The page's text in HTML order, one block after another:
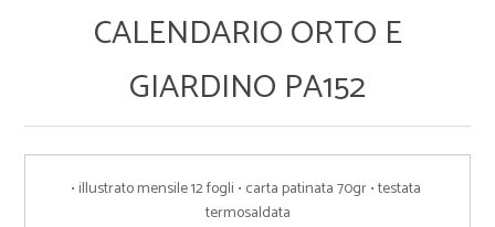
CALENDARIO ORTO E
GIARDINO PA152
• illustrato mensile 12 fogli • carta patinata 70gr • testata
termosaldata